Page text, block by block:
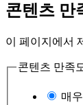
콘텐츠 만
이 페이지에서
콘텐츠 만족
매